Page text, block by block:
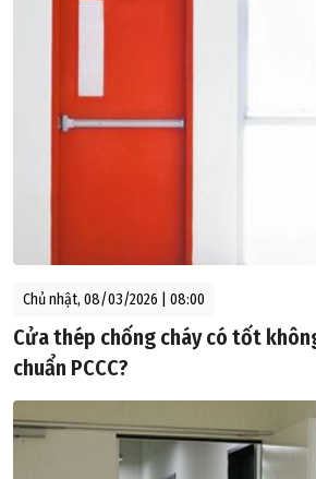
Chủ nhật, 08/03/2026 | 08:00
Cửa thép chống cháy có tốt
chuẩn PCCC?